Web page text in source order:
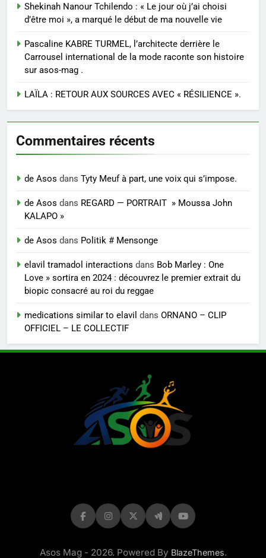
Shekinah Nanour Tchilendo : « Le jour où j’ai choisi
d’être moi », a marqué le début de ma nouvelle vie
Pascaline KABRE TURMEL, l’architecte derrière le
Carrousel international de la mode raconte son histoire
sur asos-mag .
LAÏLA : RETOUR AUX SOURCES AVEC « RÉSILIENCE ».
Commentaires récents
de Asos dans Tyty Meuf à part, une voix qui s’impose.
de Asos dans REGARD — PORTRAIT » Moussa John
KALAPO »
de Asos dans Politik # Mensonge
elavil tramadol interactions dans Bob Marley : One
Love » sortira en 2024 : découvrez le premier extrait du
biopic consacré au roi du reggae
medications similar to elavil dans ORNANO – CLIP
OFFICIEL – LE COLLECTIF
Asos Mag - 2026. Powered By BlazeThemes.